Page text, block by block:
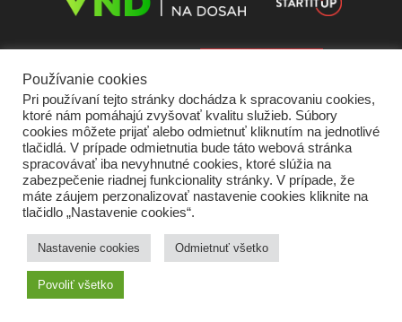
Domov O nás Kontakt Vydavateľ
Podmienky používania
Ochrana súkromia Štatút súťaží
Partneri
RSS Sitemap
Copyright © 2026 Quark - Magazín o vede a technike
Používanie cookies
Pri používaní tejto stránky dochádza k spracovaniu cookies,
ktoré nám pomáhajú zvyšovať kvalitu služieb. Súbory
cookies môžete prijať alebo odmietnuť kliknutím na jednotlivé
tlačidlá. V prípade odmietnutia bude táto webová stránka
spracovávať iba nevyhnutné cookies, ktoré slúžia na
zabezpečenie riadnej funkcionality stránky. V prípade, že
máte záujem perzonalizovať nastavenie cookies kliknite na
tlačidlo „Nastavenie cookies“.
Nastavenie cookies Odmietnuť všetko
Povoliť všetko